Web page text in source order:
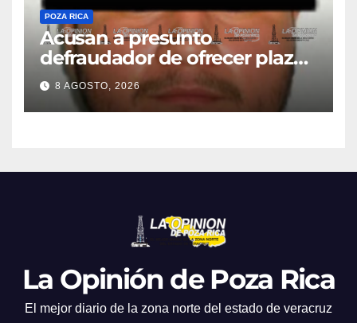
POZA RICA
Acusan a presunto
defraudador de ofrecer plazas
de maestros
8 AGOSTO, 2026
La Opinión de Poza Rica
El mejor diario de la zona norte del estado de veracruz